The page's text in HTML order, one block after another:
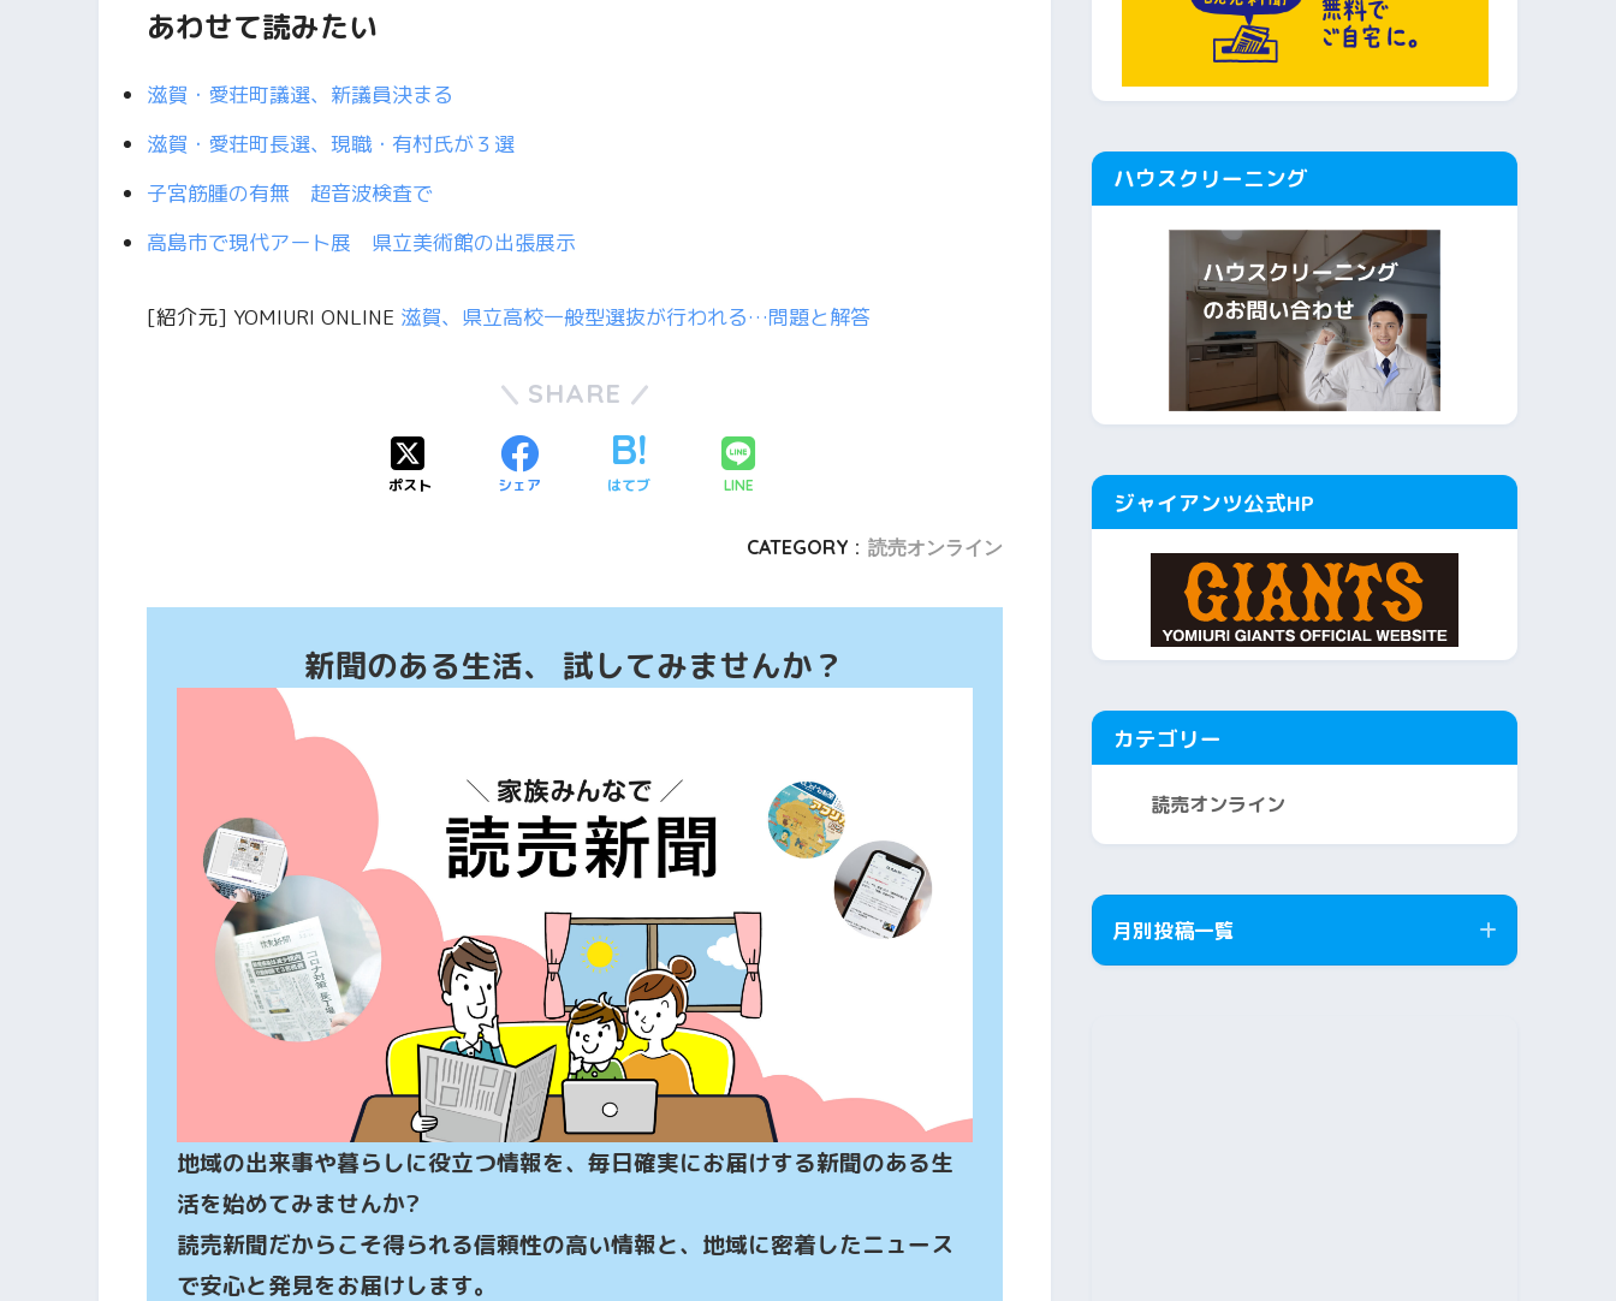
あわせて読みたい
滋賀・愛荘町議選、新議員決まる
滋賀・愛荘町長選、現職・有村氏が３選
子宮筋腫の有無 超音波検査で
高島市で現代アート展 県立美術館の出張展示
[紹介元] YOMIURI ONLINE 滋賀、県立高校一般型選抜が行われる…問題と解答
SHARE
ポスト シェア はてブ LINE
CATEGORY : 読売オンライン
新聞のある生活、 試してみませんか？
地域の出来事や暮らしに役立つ情報を、毎日確実にお届けする新聞のある生
活を始めてみませんか?
読売新聞だからこそ得られる信頼性の高い情報と、地域に密着したニュース
で安心と発見をお届けします。
ハウスクリーニング
ジャイアンツ公式HP
カテゴリー
読売オンライン
月別投稿一覧